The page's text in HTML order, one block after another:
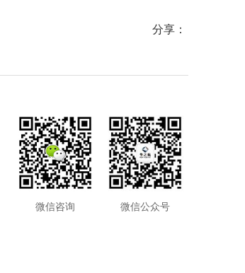
分享：
微信咨询 微信公众号